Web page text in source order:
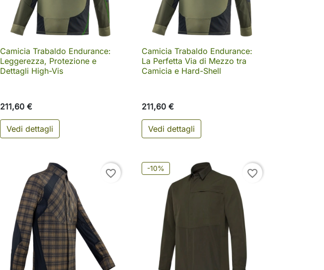
 Anteprima
Camicia Trabaldo Endurance:
Leggerezza, Protezione e
Dettagli High-Vis
211,60 €
Vedi dettagli
 Anteprima
Camicia Trabaldo Endurance:
La Perfetta Via di Mezzo tra
Camicia e Hard-Shell
211,60 €
Vedi dettagli
favorite_border -10% favorite_border